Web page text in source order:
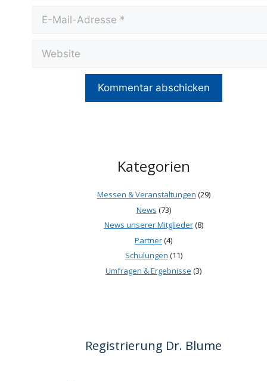
Mail-
Kategorien
Messen & Veranstaltungen (29)
News (73)
News unserer Mitglieder(8)
Partner(4)
Schulungen (11)
Umfragen & Ergebnisse (3)
Registrierung Dr. Blume